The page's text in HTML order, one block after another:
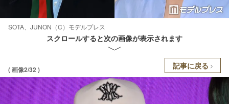
SOTA、JUNON（C）モデルプレス
スクロールすると次の画像が表示されます
( 画像2/32 ) 記事に戻る